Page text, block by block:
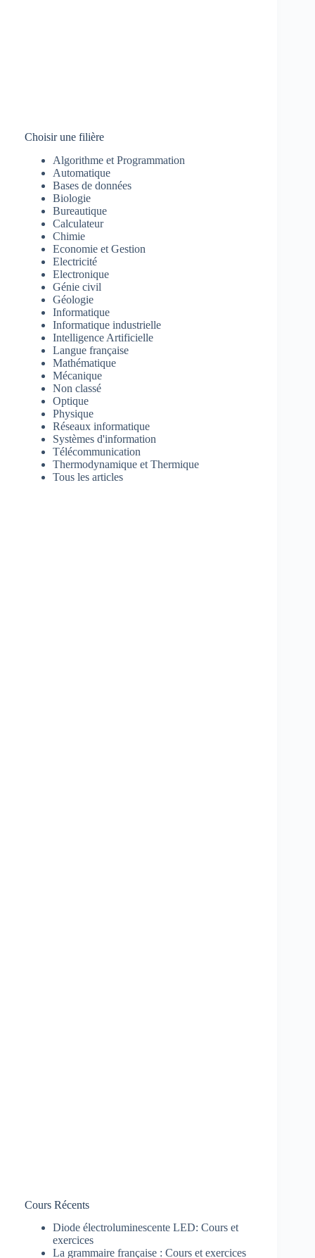
Choisir une filière
Algorithme et Programmation
Automatique
Bases de données
Biologie
Bureautique
Calculateur
Chimie
Economie et Gestion
Electricité
Electronique
Génie civil
Géologie
Informatique
Informatique industrielle
Intelligence Artificielle
Langue française
Mathématique
Mécanique
Non classé
Optique
Physique
Réseaux informatique
Systèmes d'information
Télécommunication
Thermodynamique et Thermique
Tous les articles
Cours Récents
Diode électroluminescente LED: Cours et
exercices
La grammaire française : Cours et exercices